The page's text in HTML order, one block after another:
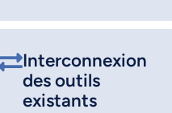
Interconnexion
des outils
existants